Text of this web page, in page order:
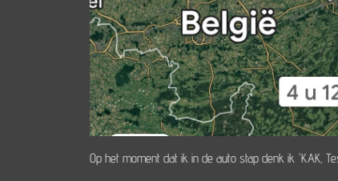
Op het moment dat ik in de auto stap denk ik 'KAK,